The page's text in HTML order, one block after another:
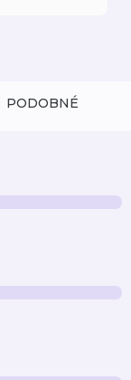
PODOBNÉ